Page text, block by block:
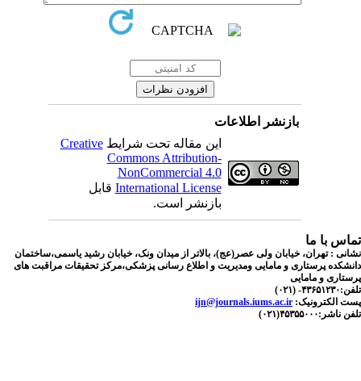
بازنشر اطلاعات
این مقاله تحت شرایطCreative
Commons Attribution-
NonCommercial 4.0
International Licenseقابل
بازنشر است.
با ما
: تهران، خیابان ولی عصر(عج)، بالاتر از میدان ونک، خیابان رشید یاسمی،ساختمان
پرستاری و مامایی ومدیریت و اطلاع رسانی پزشکی،مرکز تحقیقات مراقبت های
و مامایی
(۰۲۱)
الکترونیک:ijn@journals.iums.ac.ir